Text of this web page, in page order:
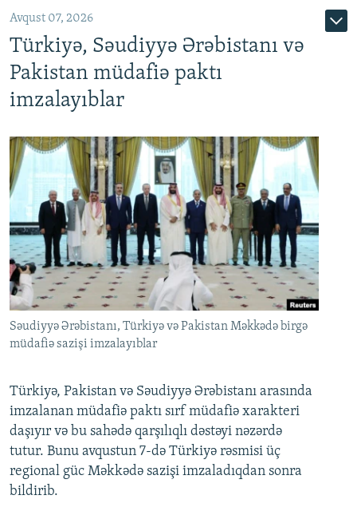
Avqust 07, 2026
Türkiyə, Səudiyyə Ərəbistanı və
Pakistan müdafiə paktı
imzalayıblar
Səudiyyə Ərəbistanı, Türkiyə və Pakistan Məkkədə birgə
müdafiə sazişi imzalayıblar
Türkiyə, Pakistan və Səudiyyə Ərəbistanı arasında
imzalanan müdafiə paktı sırf müdafiə xarakteri
daşıyır və bu sahədə qarşılıqlı dəstəyi nəzərdə
tutur. Bunu avqustun 7-də Türkiyə rəsmisi üç
regional güc Məkkədə sazişi imzaladıqdan sonra
bildirib.